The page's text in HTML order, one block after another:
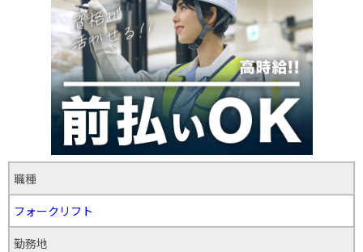
職種
フォークリフト
勤務地